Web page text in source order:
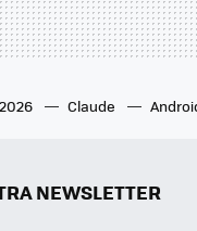
Claude
NEWSLETTER